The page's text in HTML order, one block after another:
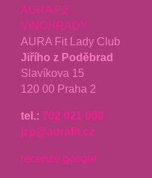
AURA P2
VINOHRADY
AURA Fit Lady Club
Jiřího z Poděbrad
Slavíkova 15
120 00 Praha 2
tel.: 702 021 000
jzp@aurafit.cz
recenze google